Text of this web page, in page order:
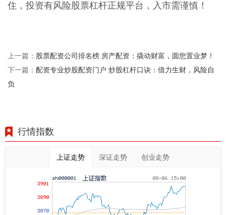
住，投资有风险股票杠杆正规平台，入市需谨慎！
上一篇： 股票配资公司排名榜 房产配资：撬动财富，圆您置业梦！
下一篇： 配资专业炒股配资门户 炒股杠杆口诀：借力生财，风险自
负
行情指数
上证走势 深证走势 创业走势